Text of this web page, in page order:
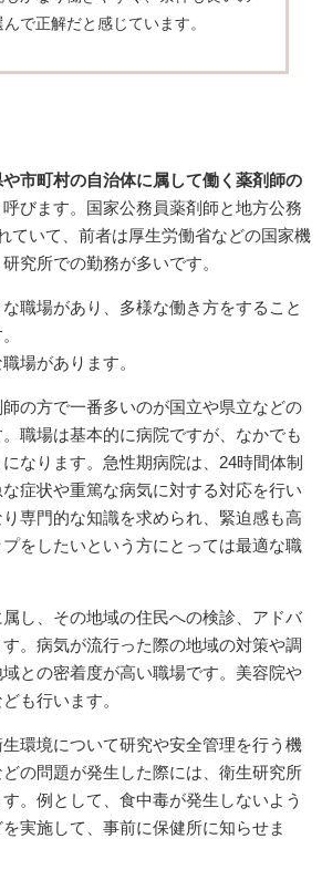
で正解だと感じています。
市町村の自治体に属して働く薬剤師の
呼びます。国家公務員薬剤師と地方公務
ていて、前者は厚生労働省などの国家機
究所での勤務が多いです。
職場があり、多様な働き方をすること
場があります。
の方で一番多いのが国立や県立などの
職場は基本的に病院ですが、なかでも
なります。急性期病院は、24時間体制
症状や重篤な病気に対する対応を行い
専門的な知識を求められ、緊迫感も高
をしたいという方にとっては最適な職
し、その地域の住民への検診、アドバ
。病気が流行った際の地域の対策や調
との密着度が高い職場です。美容院や
も行います。
環境について研究や安全管理を行う機
の問題が発生した際には、衛生研究所
。例として、食中毒が発生しないよう
実施して、事前に保健所に知らせま